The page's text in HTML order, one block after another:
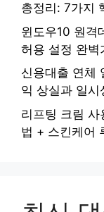
총정리: 7가지
윈도우10 원격
허용 설정 완벽
신용대출 연체
익 상실과 일
리프팅 크림
법 + 스킨케어